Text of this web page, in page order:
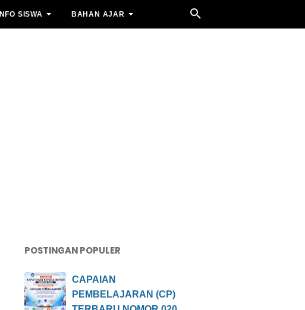
INFO SISWA BAHAN AJAR
POSTINGAN POPULER
CAPAIAN
PEMBELAJARAN (CP)